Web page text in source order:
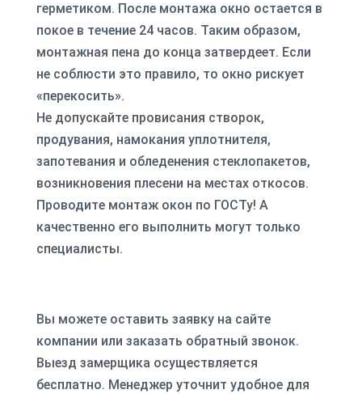
герметиком. После монтажа окно остается в
покое в течение 24 часов. Таким образом,
монтажная пена до конца затвердеет. Если
не соблюсти это правило, то окно рискует
«перекосить».
Не допускайте провисания створок,
продувания, намокания уплотнителя,
запотевания и обледенения стеклопакетов,
возникновения плесени на местах откосов.
Проводите монтаж окон по ГОСТу! А
качественно его выполнить могут только
специалисты.
Вы можете оставить заявку на сайте
компании или заказать обратный звонок.
Выезд замерщика осуществляется
бесплатно. Менеджер уточнит удобное для